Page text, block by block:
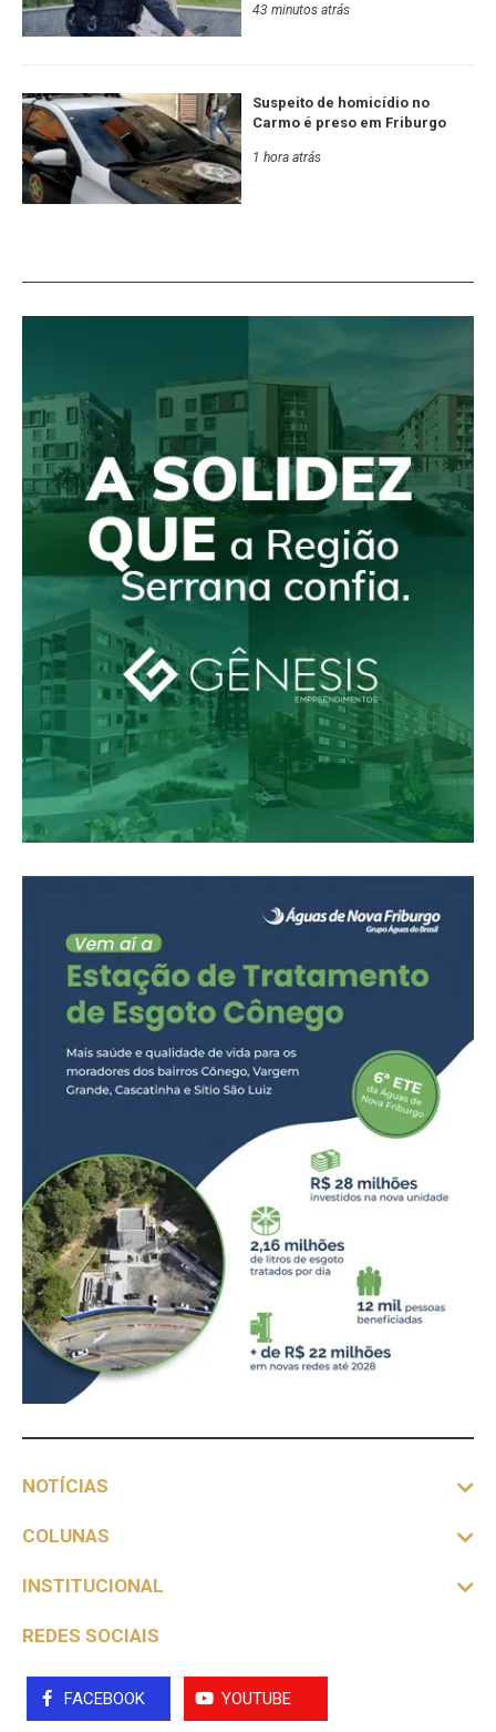
43 minutos atrás
Suspeito de homicídio no
Carmo é preso em Friburgo
1 hora atrás
NOTÍCIAS
COLUNAS
INSTITUCIONAL
REDES SOCIAIS
FACEBOOK YOUTUBE